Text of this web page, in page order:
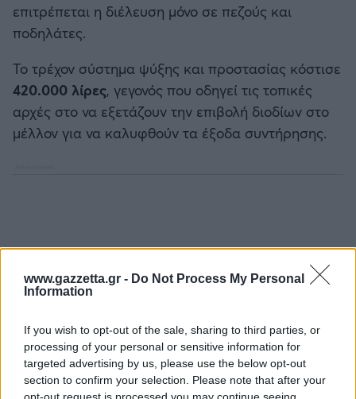
www.gazzetta.gr - Do Not Process My Personal
Information
If you wish to opt-out of the sale, sharing to third parties, or
processing of your personal or sensitive information for
targeted advertising by us, please use the below opt-out
section to confirm your selection. Please note that after your
επιτρέπεται η διέλευση μόνο σε πεζούς και
ποδηλάτες.
Το τρέχον σύστημα ψύξης και προστασίας κόστισε
420.000 λίρες, γεγονός που οδηγεί τις τοπικές
αρχές στο να εξετάζουν την επιβολή διοδίων στο
μέλλον για να καλυφθούν τα έξοδα συντήρησης.